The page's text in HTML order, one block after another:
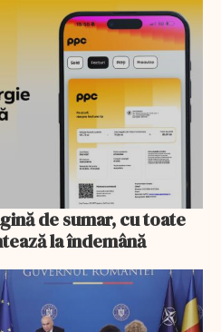
de sumar, cu toate
la îndemână